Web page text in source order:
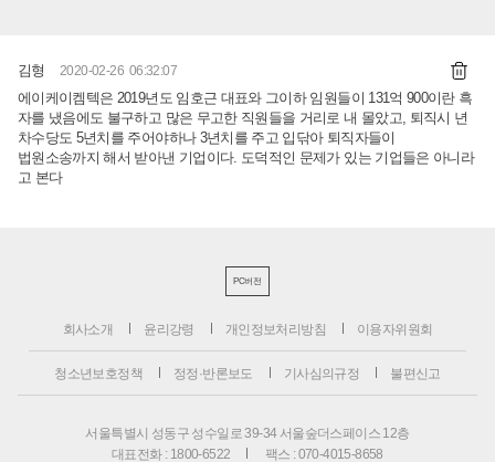
김형 2020-02-26 06:32:07
에이케이켐텍은 2019년도 임호근 대표와 그이하 임원들이 131억 900이란 흑
자를 냈음에도 불구하고 많은 무고한 직원들을 거리로 내 몰았고, 퇴직시 년
차수당도 5년치를 주어야하나 3년치를 주고 입닦아 퇴직자들이
법원소송까지 해서 받아낸 기업이다. 도덕적인 문제가 있는 기업들은 아니라
고 본다
PC버전
회사소개 윤리강령 개인정보처리방침 이용자위원회
청소년보호정책 정정·반론보도 기사심의규정 불편신고
서울특별시 성동구 성수일로 39-34 서울숲더스페이스 12층
대표전화 : 1800-6522
팩스 : 070-4015-8658